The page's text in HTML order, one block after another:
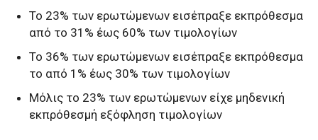
Το 23% των ερωτώμενων εισέπραξε εκπρόθεσμα
από το 31% έως 60% των τιμολογίων
Το 36% των ερωτώμενων εισέπραξε εκπρόθεσμα
το από 1% έως 30% των τιμολογίων
Μόλις το 23% των ερωτώμενων είχε μηδενική
εκπρόθεσμή εξόφληση τιμολογίων